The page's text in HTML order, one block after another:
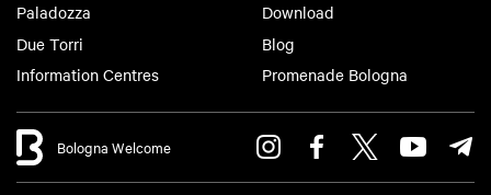
Paladozza
Due Torri
Information Centres
Download
Blog
Promenade Bologna
Bologna Welcome